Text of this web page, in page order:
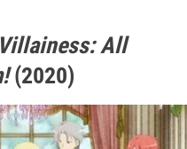
All
(2020)